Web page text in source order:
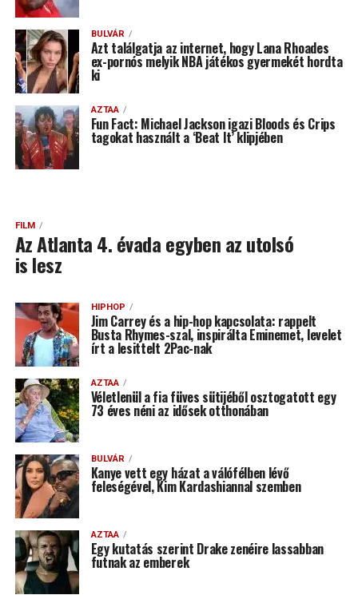
BULVÁR
Azt találgatja az internet, hogy Lana Rhoades
ex-pornós melyik NBA játékos gyermekét hordta
ki
AZTAA
Fun Fact: Michael Jackson igazi Bloods és Crips
tagokat használt a ‘Beat It’ klipjében
FILM
Az Atlanta 4. évada egyben az utolsó
is lesz
HIPHOP
Jim Carrey és a hip-hop kapcsolata: rappelt
Busta Rhymes-szal, inspirálta Eminemet, levelet
írt a lesittelt 2Pac-nak
AZTAA
Véletlenül a fia füves sütijéből osztogatott egy
73 éves néni az idősek otthonában
BULVÁR
Kanye vett egy házat a válófélben lévő
feleségével, Kim Kardashiannal szemben
AZTAA
Egy kutatás szerint Drake zenéire lassabban
futnak az emberek